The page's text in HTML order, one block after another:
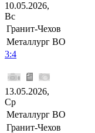
10.05.2026,
Вс
Гранит-Чехов
Металлург ВО
3:4
13.05.2026,
Ср
Металлург ВО
Гранит-Чехов